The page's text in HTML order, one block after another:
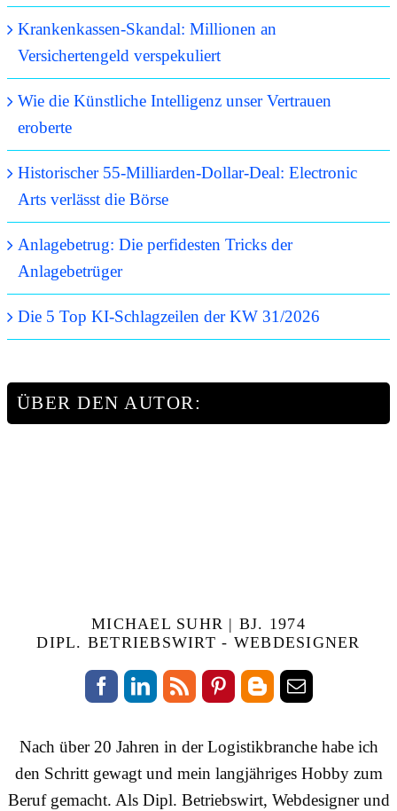
Krankenkassen-Skandal: Millionen an
Versichertengeld verspekuliert
Wie die Künstliche Intelligenz unser Vertrauen
eroberte
Historischer 55-Milliarden-Dollar-Deal: Electronic
Arts verlässt die Börse
Anlagebetrug: Die perfidesten Tricks der
Anlagebetrüger
Die 5 Top KI-Schlagzeilen der KW 31/2026
ÜBER DEN AUTOR:
MICHAEL SUHR | BJ. 1974
DIPL. BETRIEBSWIRT - WEBDESIGNER
Nach über 20 Jahren in der Logistikbranche habe ich
den Schritt gewagt und mein langjähriges Hobby zum
Beruf gemacht. Als Dipl. Betriebswirt, Webdesigner und